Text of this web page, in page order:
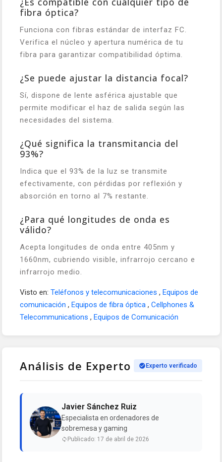
fibra óptica?
Funciona con fibras estándar de interfaz FC.
Verifica el núcleo y apertura numérica de tu
fibra para garantizar compatibilidad óptima.
¿Se puede ajustar la distancia focal?
Sí, dispone de lente asférica ajustable que
permite modificar el haz de salida según las
necesidades del sistema.
¿Qué significa la transmitancia del
93%?
Indica que el 93% de la luz se transmite
efectivamente, con pérdidas por reflexión y
absorción en torno al 7% restante.
¿Para qué longitudes de onda es
válido?
Acepta longitudes de onda entre 405nm y
1660nm, cubriendo visible, infrarrojo cercano e
infrarrojo medio.
Visto en: Teléfonos y telecomunicaciones , Equipos de
comunicación , Equipos de fibra óptica , Cellphones &
Telecommunications , Equipos de Comunicación
Análisis de Experto Experto verificado
Javier Sánchez Ruiz
Especialista en ordenadores de
sobremesa y gaming
Publicado: 17 de abril de 2026